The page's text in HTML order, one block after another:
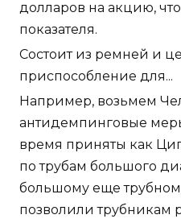
долларов на акцию,
показателя.
Состоит из ремней и
приспособление для...
Например, возьмем
антидемпинговые
время приняты как
по трубам большого
большому еще
позволили трубникам